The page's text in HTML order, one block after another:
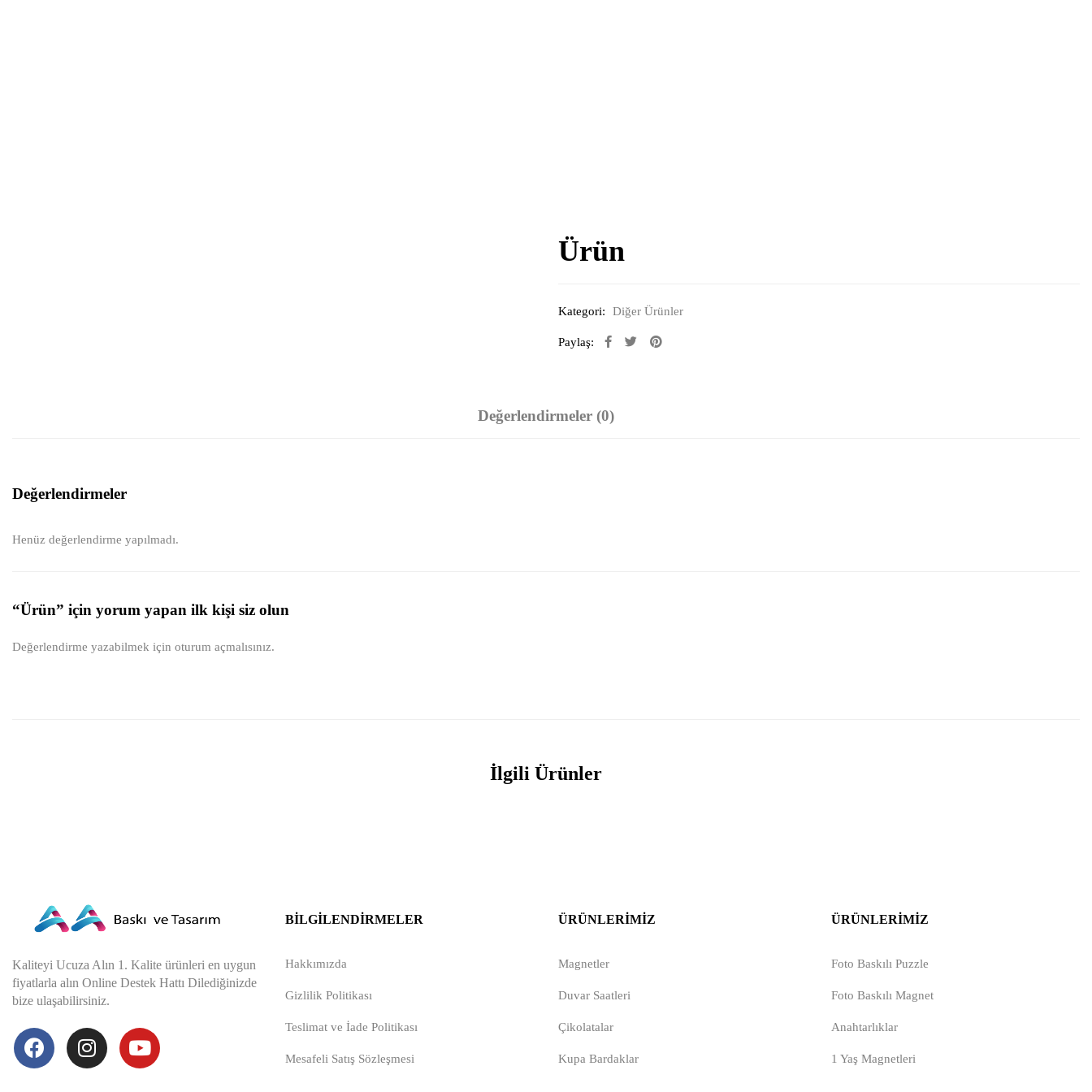
Ürün
Kategori: Diğer Ürünler
Paylaş:
Değerlendirmeler (0)
Değerlendirmeler
Henüz değerlendirme yapılmadı.
“Ürün” için yorum yapan ilk kişi siz olun
Değerlendirme yazabilmek için oturum açmalısınız.
İlgili Ürünler
Kaliteyi Ucuza Alın 1. Kalite ürünleri en uygun
fiyatlarla alın Online Destek Hattı Dilediğinizde
bize ulaşabilirsiniz.
BILGILENDIRMELER
Hakkımızda
Gizlilik Politikası
Teslimat ve İade Politikası
Mesafeli Satış Sözleşmesi
ÜRÜNLERIMIZ
Magnetler
Duvar Saatleri
Çikolatalar
Kupa Bardaklar
ÜRÜNLERIMIZ
Foto Baskılı Puzzle
Foto Baskılı Magnet
Anahtarlıklar
1 Yaş Magnetleri